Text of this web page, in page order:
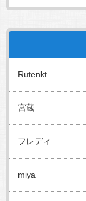
Rutenkt
宮蔵
フレディ
miya